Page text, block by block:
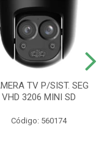
TV P/SIST. SEG
VHD 3206 MINI SD
Código: 560174